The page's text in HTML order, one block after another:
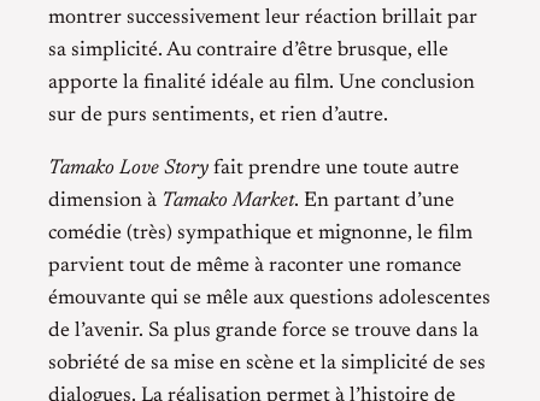
montrer successivement leur réaction brillait par
sa simplicité. Au contraire d’être brusque, elle
apporte la finalité idéale au film. Une conclusion
sur de purs sentiments, et rien d’autre.
Tamako Love Story fait prendre une toute autre
dimension à Tamako Market. En partant d’une
comédie (très) sympathique et mignonne, le film
parvient tout de même à raconter une romance
émouvante qui se mêle aux questions adolescentes
de l’avenir. Sa plus grande force se trouve dans la
sobriété de sa mise en scène et la simplicité de ses
dialogues. La réalisation permet à l’histoire de